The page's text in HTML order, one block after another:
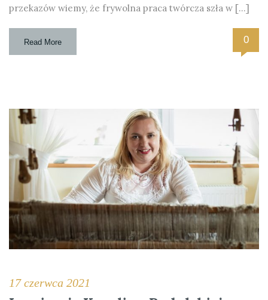
przekazów wiemy, że frywolna praca twórcza szła w […]
Read More 0
17 czerwca 2021